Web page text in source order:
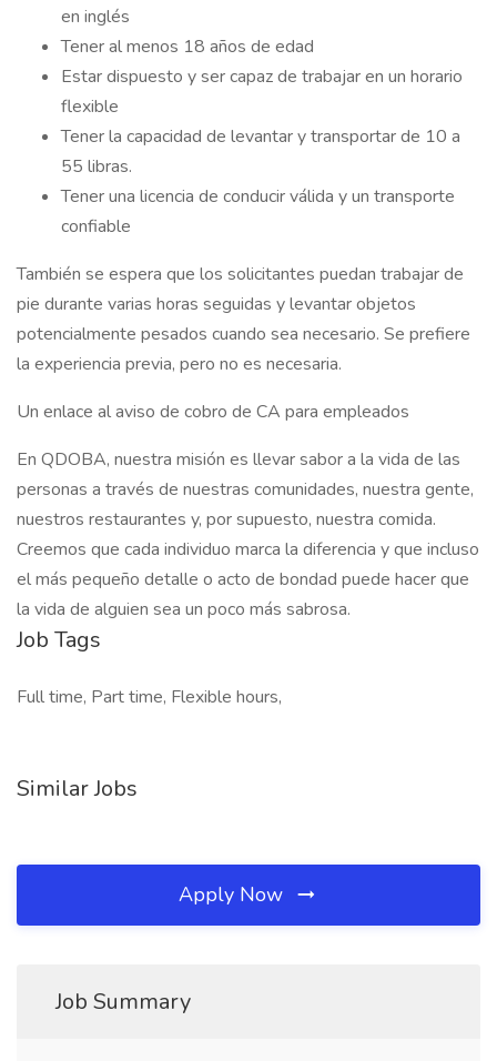
en inglés
Tener al menos 18 años de edad
Estar dispuesto y ser capaz de trabajar en un horario
flexible
Tener la capacidad de levantar y transportar de 10 a
55 libras.
Tener una licencia de conducir válida y un transporte
confiable
También se espera que los solicitantes puedan trabajar de
pie durante varias horas seguidas y levantar objetos
potencialmente pesados cuando sea necesario. Se prefiere
la experiencia previa, pero no es necesaria.
Un enlace al aviso de cobro de CA para empleados
En QDOBA, nuestra misión es llevar sabor a la vida de las
personas a través de nuestras comunidades, nuestra gente,
nuestros restaurantes y, por supuesto, nuestra comida.
Creemos que cada individuo marca la diferencia y que incluso
el más pequeño detalle o acto de bondad puede hacer que
la vida de alguien sea un poco más sabrosa.
Job Tags
Full time, Part time, Flexible hours,
Similar Jobs
Apply Now
Job Summary